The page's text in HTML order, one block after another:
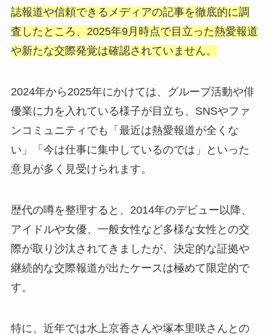
誌報道や信頼できるメディアの記事を徹底的に調
査したところ、2025年9月時点で目立った熱愛報道
や新たな交際発覚は確認されていません。
2024年から2025年にかけては、グループ活動や俳
優業に力を入れている様子が目立ち、SNSやファ
ンコミュニティでも「最近は熱愛報道が全くな
い」「今は仕事に集中しているのでは」といった
意見が多く見受けられます。
歴代の噂を整理すると、2014年のデビュー以降、
アイドルや女優、一般女性など多様な女性との交
際が取り沙汰されてきましたが、決定的な証拠や
継続的な交際報道が出たケースは極めて限定的で
す。
特に、近年では水上京香さんや塚本里咲さんとの